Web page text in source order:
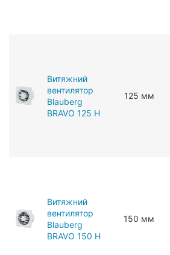
Витяжний
вентилятор
Blauberg
BRAVO 125 H
125 мм
Витяжний
вентилятор
Blauberg
BRAVO 150 H
150 мм